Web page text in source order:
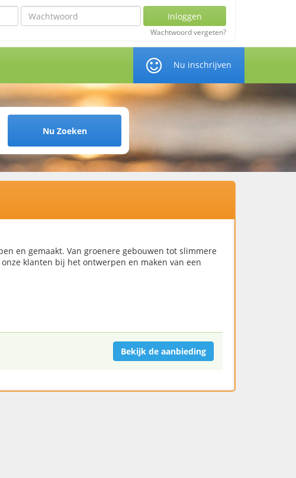
Wachtwoord Inloggen
Wachtwoord vergeten?
Nu inschrijven
Nu Zoeken
en gemaakt. Van groenere gebouwen tot slimmere
klanten bij het ontwerpen en maken van een
Bekijk de aanbieding